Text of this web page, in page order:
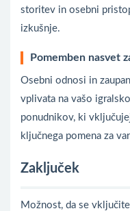
storitev in osebni
izkušnje.
Pomemben nasvet
Osebni odnosi in
vplivata na vašo
ponudnikov, ki
ključnega pomena za
Zaključek
Možnost, da se